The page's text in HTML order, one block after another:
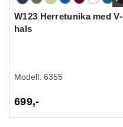
W123 Herretunika med V-
hals
Modell: 6355
699,-